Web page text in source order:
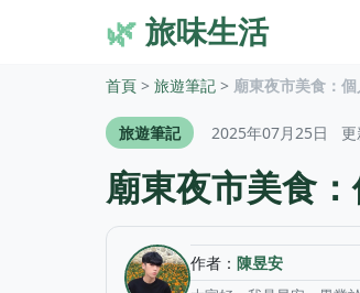
🌿旅味生活
首頁 > 旅遊筆記 > 廟東夜市美食：
旅遊筆記 2025年07月25日
廟東夜市美食
作者： 陳昱安